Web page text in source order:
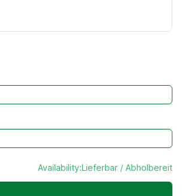
Availability:Lieferbar / Abholbereit